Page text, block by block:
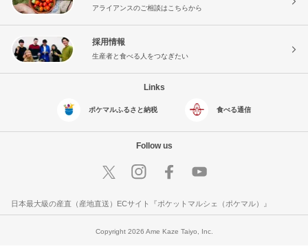
アライアンスのご相談はこちらから
採用情報
生産者と食べる人をつなぎたい
Links
ポケマルふるさと納税 食べる通信
Follow us
日本最大級の産直（産地直送）ECサイト『ポケットマルシェ（ポケマル）』
Copyright 2026 Ame Kaze Taiyo, Inc.